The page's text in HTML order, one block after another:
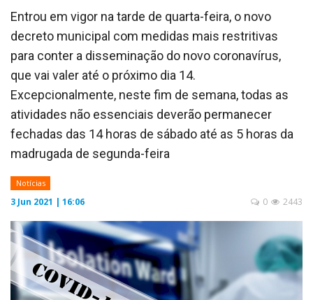
CADERNO S
JORNAL DIGITAL
Entrou em vigor na tarde de quarta-feira, o novo
decreto municipal com medidas mais restritivas
para conter a disseminação do novo coronavírus,
que vai valer até o próximo dia 14.
Excepcionalmente, neste fim de semana, todas as
atividades não essenciais deverão permanecer
fechadas das 14 horas de sábado até as 5 horas da
madrugada de segunda-feira
Notícias
3 Jun 2021 | 16:06 2443
0